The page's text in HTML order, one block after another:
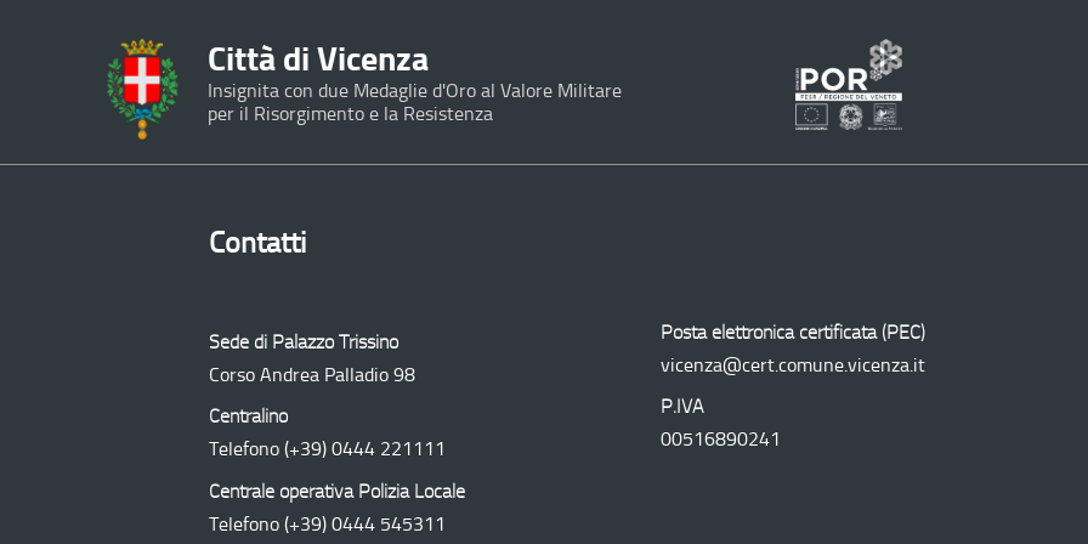
Città di Vicenza
Insignita con due Medaglie d'Oro al Valore Militare
per il Risorgimento e la Resistenza
Operativo
Contatti
Sede di Palazzo Trissino
Corso Andrea Palladio 98
Centralino
Telefono (+39) 0444 221111
Centrale operativa Polizia Locale
Telefono (+39) 0444 545311
Posta elettronica certificata (PEC)
vicenza@cert.comune.vicenza.it
P.IVA
00516890241